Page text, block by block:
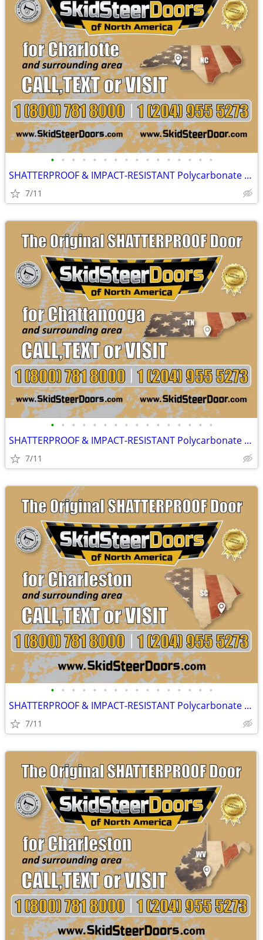
• • • • • • • • • • • • • • • •
SHATTERPROOF & IMPACT-RESISTANT Polycarbonate Skid Steer Door Kits
7/11
• • • • • • • • • • • • • • • •
SHATTERPROOF & IMPACT-RESISTANT Polycarbonate Skid Steer Door Kits
7/11
• • • • • • • • • • • • • • • •
SHATTERPROOF & IMPACT-RESISTANT Polycarbonate Skid Steer Door Kits
7/11